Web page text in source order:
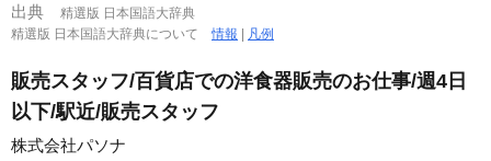
出典
精選版 日本国語大辞典
精選版 日本国語大辞典について情報 | 凡例
販売スタッフ/百貨店での洋食器販売のお仕事/週4日
以下/駅近/販売スタッフ
株式会社パソナ